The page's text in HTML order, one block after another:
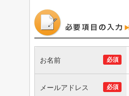
必須
お名前
必須
メールアドレス